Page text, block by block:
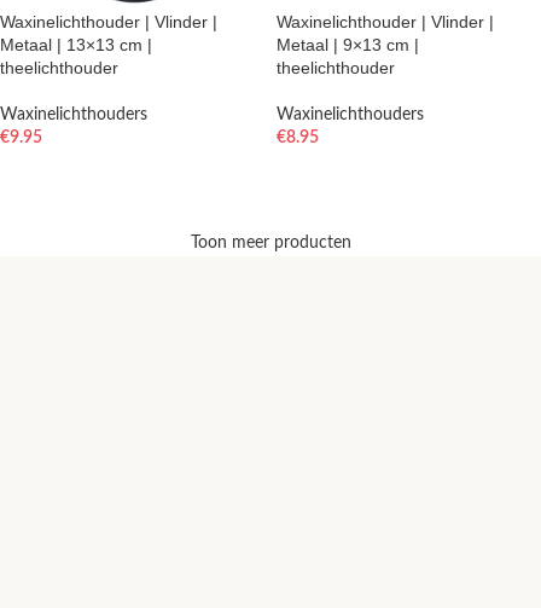
Waxinelichthouder | Vlinder |
Metaal | 13×13 cm |
theelichthouder
Waxinelichthouders
€9.95
Waxinelichthouder | Vlinder |
Metaal | 9×13 cm |
theelichthouder
Waxinelichthouders
€8.95
Toon meer producten